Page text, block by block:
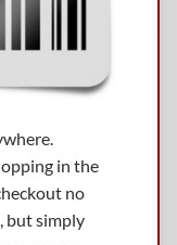
in the
no
but simply